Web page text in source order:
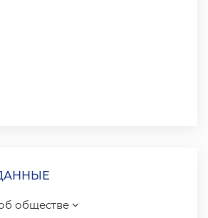
обществе